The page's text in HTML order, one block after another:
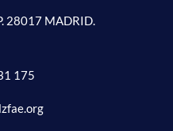
28017 MADRID.
175